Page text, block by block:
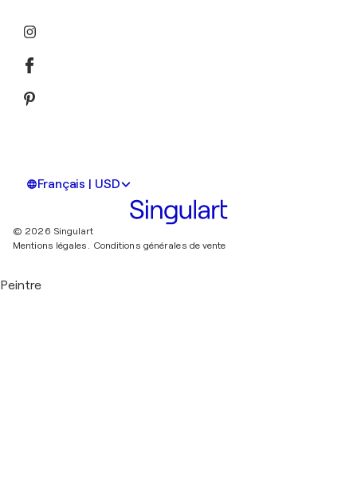
Français | USD
© 2026 Singulart
Mentions légales. Conditions générales de vente
Peintre